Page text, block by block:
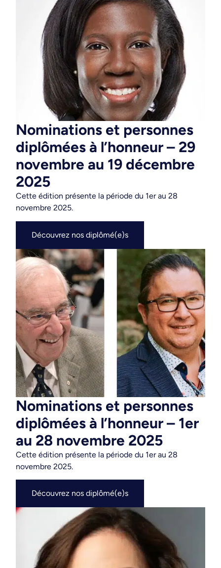
Nominations et personnes
diplômées à l’honneur – 29
novembre au 19 décembre
2025
Cette édition présente la période du 1er au 28
novembre 2025.
Découvrez nos diplômé(e)s
Nominations et personnes
diplômées à l’honneur – 1er
au 28 novembre 2025
Cette édition présente la période du 1er au 28
novembre 2025.
Découvrez nos diplômé(e)s